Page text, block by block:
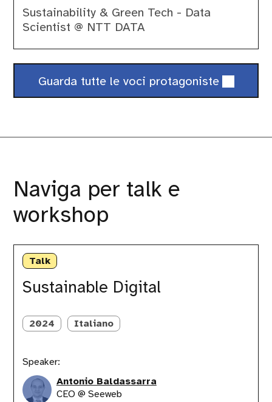
Sustainability & Green Tech - Data
Scientist @ NTT DATA
Guarda tutte le voci protagoniste
Naviga per talk e
workshop
Talk
Sustainable Digital
Sustainable
Digital
2024 Italiano
Speaker:
Antonio Baldassarra
CEO @ Seeweb